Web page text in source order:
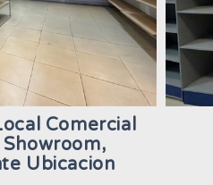
Comercial
Ubicacion